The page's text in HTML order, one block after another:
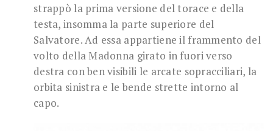
strappò la prima versione del torace e della
testa, insomma la parte superiore del
Salvatore. Ad essa appartiene il frammento del
volto della Madonna girato in fuori verso
destra con ben visibili le arcate sopracciliari, la
orbita sinistra e le bende strette intorno al
capo.